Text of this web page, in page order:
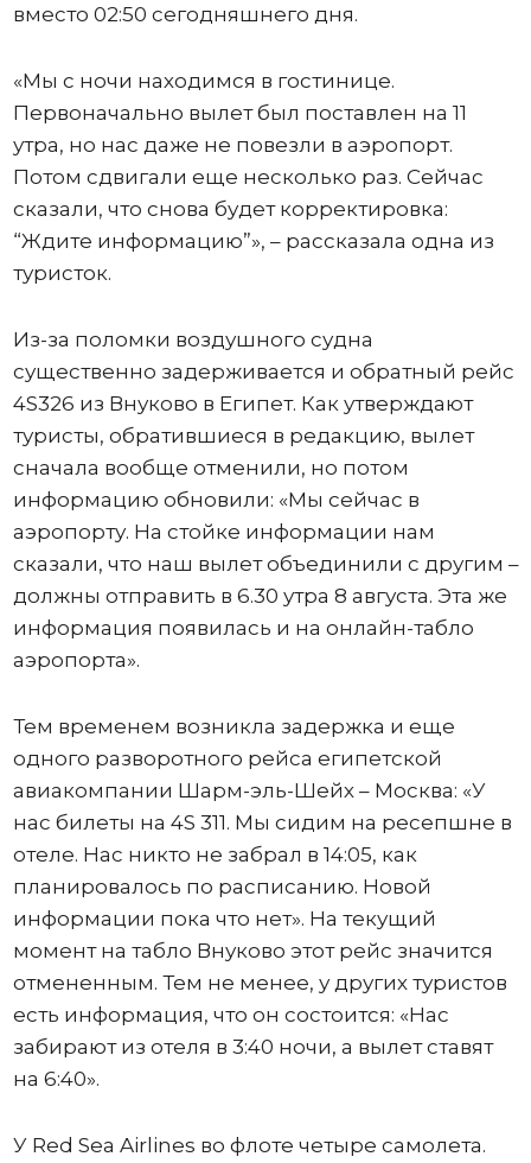
вместо 02:50 сегодняшнего дня.
«Мы с ночи находимся в гостинице.
Первоначально вылет был поставлен на 11
утра, но нас даже не повезли в аэропорт.
Потом сдвигали еще несколько раз. Сейчас
сказали, что снова будет корректировка:
“Ждите информацию”», – рассказала одна из
туристок.
Из-за поломки воздушного судна
существенно задерживается и обратный рейс
4S326 из Внуково в Египет. Как утверждают
туристы, обратившиеся в редакцию, вылет
сначала вообще отменили, но потом
информацию обновили: «Мы сейчас в
аэропорту. На стойке информации нам
сказали, что наш вылет объединили с другим –
должны отправить в 6.30 утра 8 августа. Эта же
информация появилась и на онлайн-табло
аэропорта».
Тем временем возникла задержка и еще
одного разворотного рейса египетской
авиакомпании Шарм-эль-Шейх – Москва: «У
нас билеты на 4S 311. Мы сидим на ресепшне в
отеле. Нас никто не забрал в 14:05, как
планировалось по расписанию. Новой
информации пока что нет». На текущий
момент на табло Внуково этот рейс значится
отмененным. Тем не менее, у других туристов
есть информация, что он состоится: «Нас
забирают из отеля в 3:40 ночи, а вылет ставят
на 6:40».
У Red Sea Airlines во флоте четыре самолета.